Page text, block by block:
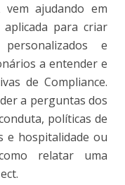
ajudando em
para criar
e
a entender e
de Compliance.
a perguntas dos
políticas de
e hospitalidade ou
relatar uma